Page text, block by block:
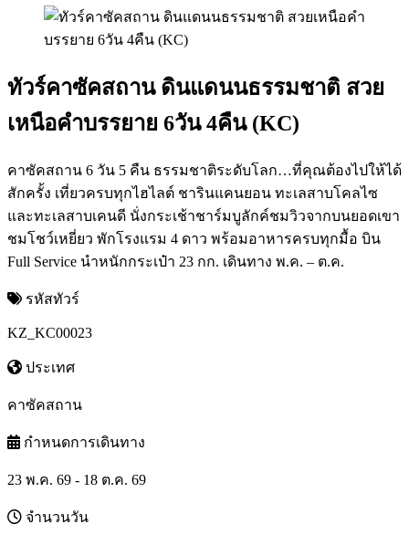
ทัวร์คาซัคสถาน ดินแดนนธรรมชาติ สวย
เหนือคำบรรยาย 6วัน 4คืน (KC)
คาซัคสถาน 6 วัน 5 คืน ธรรมชาติระดับโลก…ที่คุณต้องไปให้ได้
สักครั้ง เที่ยวครบทุกไฮไลต์ ชารินแคนยอน ทะเลสาบโคลไซ
และทะเลสาบเคนดี นั่งกระเช้าชาร์มบูลักค์ชมวิวจากบนยอดเขา
ชมโชว์เหยี่ยว พักโรงแรม 4 ดาว พร้อมอาหารครบทุกมื้อ บิน
Full Service นำหนักกระเป๋า 23 กก. เดินทาง พ.ค. – ต.ค.
รหัสทัวร์
KZ_KC00023
ประเทศ
คาซัคสถาน
กำหนดการเดินทาง
23 พ.ค. 69 - 18 ต.ค. 69
จำนวนวัน